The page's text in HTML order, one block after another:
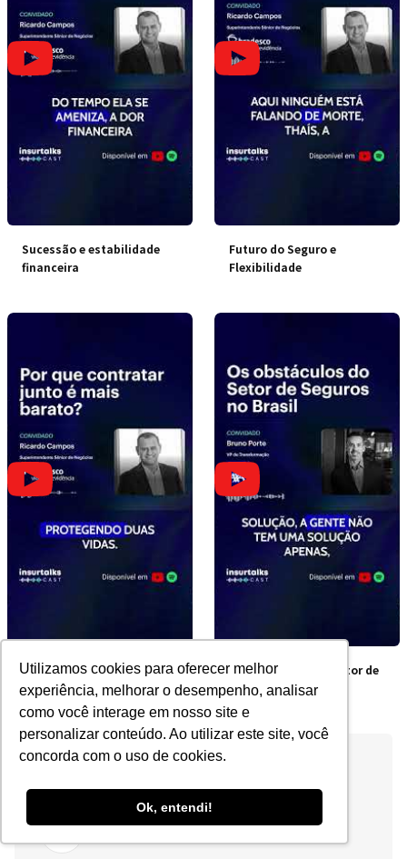
Utilizamos cookies para oferecer melhor
experiência, melhorar o desempenho, analisar
como você interage em nosso site e
personalizar conteúdo. Ao utilizar este site, você
concorda com o uso de cookies.
Ok, entendi!
Sucessão e estabilidade
financeira
Futuro do Seguro e
Flexibilidade
Por que contratar junto é
mais barato?
Os obstáculos do Setor de
Seguros no Brasil